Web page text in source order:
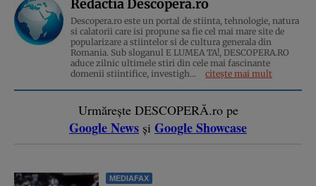
Redactia Descopera.ro
Descopera.ro este un portal de stiinta, tehnologie, natura
si calatorii care isi propune sa fie cel mai mare site de
popularizare a stiintelor si de cultura generala din
Romania. Sub sloganul E LUMEA TA!, DESCOPERA.RO
aduce zilnic ultimele stiri din cele mai fascinante
domenii stiintifice, investigh...
citește mai mult
Urmărește DESCOPERĂ.ro pe
Google News și Google Showcase
MEDIAFAX